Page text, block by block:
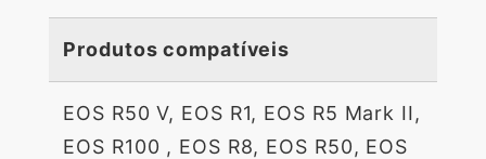
Produtos compatíveis
EOS R50 V, EOS R1, EOS R5 Mark II,
EOS R100 , EOS R8, EOS R50, EOS